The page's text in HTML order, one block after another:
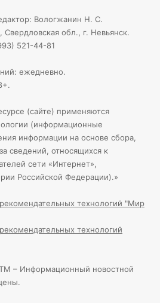
Вологжанин Н. С.
обл., г. Невьянск.
521-44-81
ежедневно.
(сайте) применяются
(информационные
информации на основе сбора,
сведений, относящихся к
сети «Интернет»,
Российской Федерации).»
технологий "Мир
технологий
– Информационный новостной